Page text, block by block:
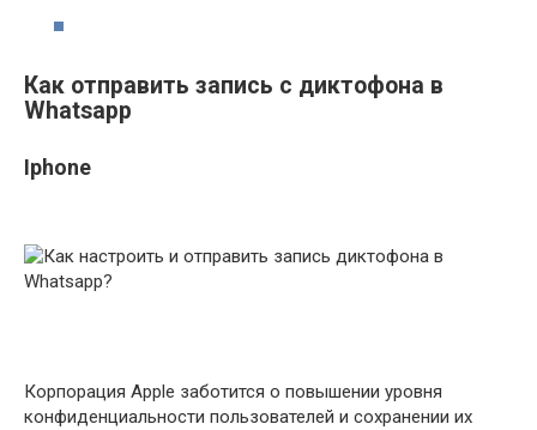
Как отправить запись с диктофона в
Whatsapp
Iphone
Корпорация Apple заботится о повышении уровня
конфиденциальности пользователей и сохранении их